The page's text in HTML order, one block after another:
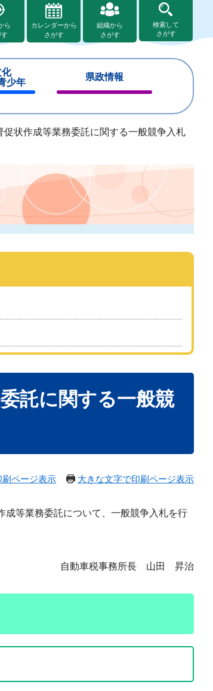
ら
す
カレンダーから
さがす
組織から
さがす
検索して
さがす
化
少年
県政情報
じ
る
状作成等業務委託に関する一般競争入札
託に関する一般競
刷ページ表示 大きな文字で印刷ページ表示
等業務委託について、一般競争入札を行
自動車税事務所長 山田 昇治